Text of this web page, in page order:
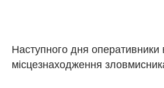
Наступного дня оперативники
місцезнаходження